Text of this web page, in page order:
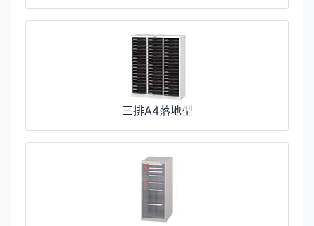
三排A4落地型